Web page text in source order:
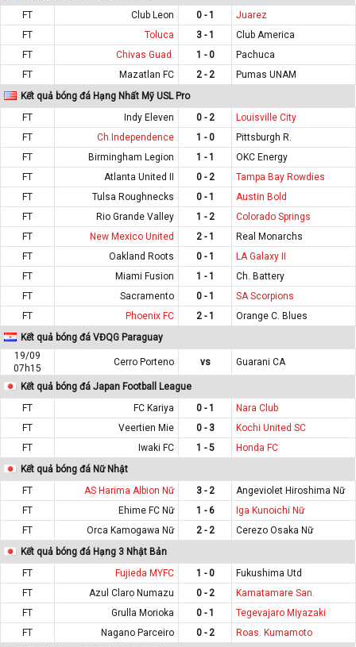
FT
Club Leon 0 - 1
Juarez
FT
Toluca 3 - 1
Club America
FT
Chivas Guad. 1 - 0
Pachuca
FT
Mazatlan FC 2 - 2
Pumas UNAM
Kết quả bóng đá Hạng Nhất Mỹ USL Pro
FT
Indy Eleven 0 - 2
Louisville City
FT
Ch.Independence 1 - 0
Pittsburgh R.
FT
Birmingham Legion 1 - 1
OKC Energy
FT
Atlanta United II 0 - 2
Tampa Bay Rowdies
FT
Tulsa Roughnecks 0 - 1
Austin Bold
FT
Rio Grande Valley 1 - 2
Colorado Springs
FT
New Mexico United 2 - 1
Real Monarchs
FT
Oakland Roots 0 - 1
LA Galaxy II
FT
Miami Fusion 1 - 1
Ch. Battery
FT
Sacramento 0 - 1
SA Scorpions
FT
Phoenix FC 2 - 1
Orange C. Blues
Kết quả bóng đá VĐQG Paraguay
19/09
07h15
Cerro Porteno vs Guarani CA
Kết quả bóng đá Japan Football League
FT
FC Kariya 0 - 1
Nara Club
FT
Veertien Mie 0 - 3
Kochi United SC
FT
Iwaki FC 1 - 5
Honda FC
Kết quả bóng đá Nữ Nhật
FT
AS Harima Albion Nữ 3 - 2
Angeviolet Hiroshima Nữ
FT
Ehime FC Nữ 1 - 6
Iga Kunoichi Nữ
FT
Orca Kamogawa Nữ 2 - 2
Cerezo Osaka Nữ
Kết quả bóng đá Hạng 3 Nhật Bản
FT
Fujieda MYFC 1 - 0
Fukushima Utd
FT
Azul Claro Numazu 0 - 2
Kamatamare San.
FT
Grulla Morioka 0 - 1
Tegevajaro Miyazaki
FT
Nagano Parceiro 0 - 2
Roas. Kumamoto